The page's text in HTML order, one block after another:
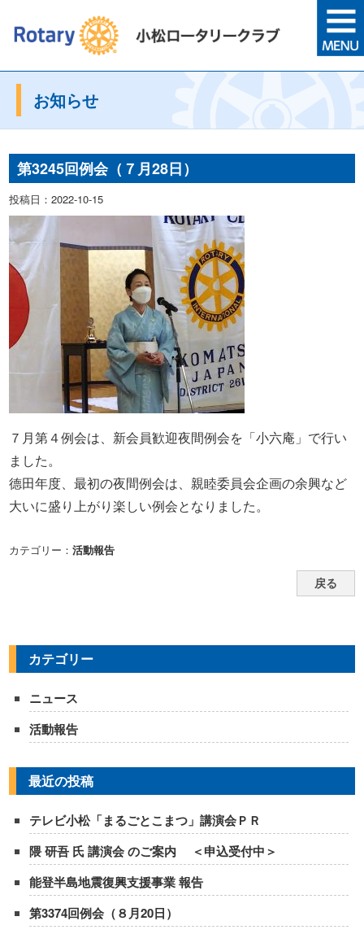
お知らせ
第3245回例会（７月28日）
投稿日：2022-10-15
７月第４例会は、新会員歓迎夜間例会を「小六庵」で行い
ました。
德田年度、最初の夜間例会は、親睦委員会企画の余興など
大いに盛り上がり楽しい例会となりました。
カテゴリー：活動報告
戻る
カテゴリー
ニュース
活動報告
最近の投稿
テレビ小松「まるごとこまつ」講演会ＰＲ
隈 研吾 氏 講演会 のご案内 ＜申込受付中＞
能登半島地震復興支援事業 報告
第3374回例会（８月20日）